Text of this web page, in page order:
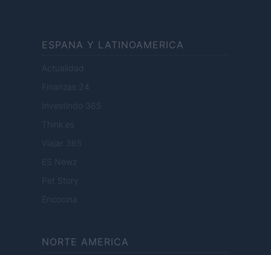
ESPANA Y LATINOAMERICA
Actualidad
Finanzas 24
Investindo 365
Think.es
Viajar 365
ES Newz
Pet Story
Encocina
NORTE AMERICA